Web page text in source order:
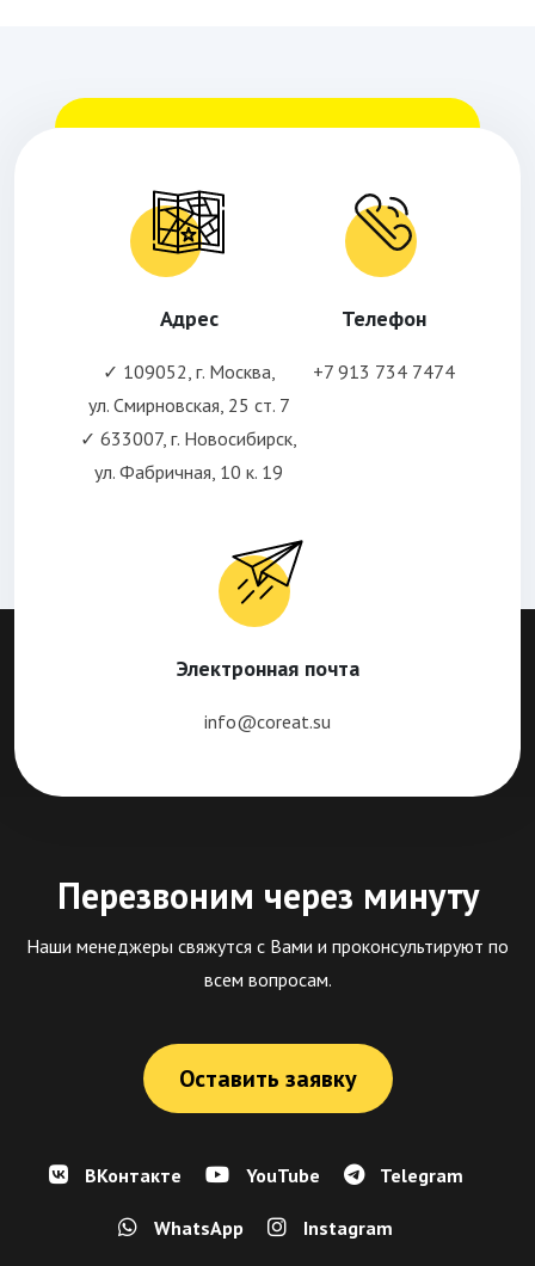
Адрес
✓ 109052, г. Москва,
ул. Смирновская, 25 ст. 7
✓ 633007, г. Новосибирск,
ул. Фабричная, 10 к. 19
Телефон
+7 913 734 7474
Электронная почта
info@coreat.su
Перезвоним через минуту
Наши менеджеры свяжутся с Вами и проконсультируют по
всем вопросам.
Оставить заявку
ВКонтакте YouTube Telegram
WhatsApp Instagram